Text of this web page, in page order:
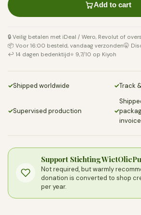
Add to cart
🔒 Veilig betalen met iDeal / Wero, Revolut of
📦 Voor 16:00 besteld, vandaag verzonden🤫
↩️ 14 dagen bedenktijd⭐ 9,7/10 op Kiyoh
✓Shipped worldwide ✓Track
✓Supervised production ✓
invoice
Support Stichting
Not required, but warmly
donation is converted to shop
per year.